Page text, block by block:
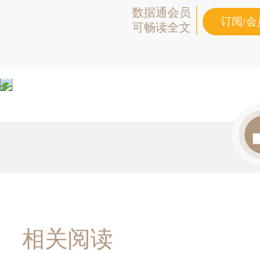
数据通会员
可畅读全文
订阅/会
相关阅读